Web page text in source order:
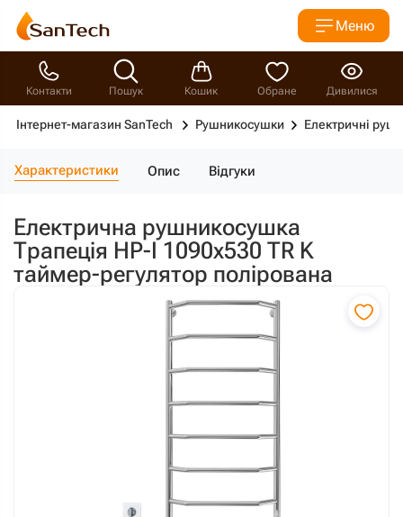
Меню
Контакти Пошук Кошик Обране Дивилися
Інтернет-магазин SanTech Рушникосушки Електричні
Характеристики Опис Відгуки
Електрична рушникосушка
Трапеція HP-I 1090x530 TR K
таймер-регулятор полірована